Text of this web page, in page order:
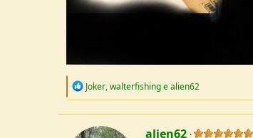
R
t
Joker,walterfishingealien62
alien62